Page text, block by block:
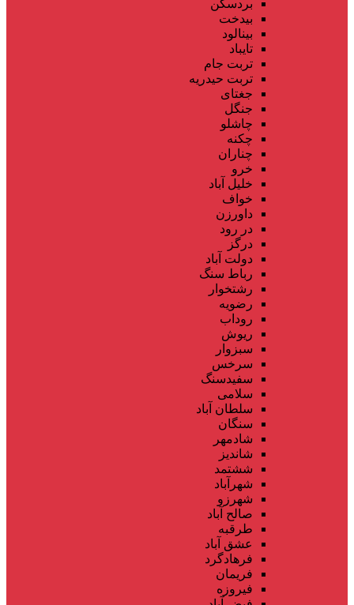
بردسکن
بیدخت
بینالود
تایباد
تربت جام
تربت حیدریه
جغتای
جنگل
چاشلو
چکنه
چناران
خرو
خلیل آباد
خواف
داورزن
در رود
درگز
دولت آباد
رباط سنگ
رشتخوار
رضویه
روداب
ریوش
سبزوار
سرخس
سفیدسنگ
سلامی
سلطان آباد
سنگان
شادمهر
شاندیز
ششتمد
شهرآباد
شهرزو
صالح آباد
طرقبه
عشق آباد
فرهادگرد
فریمان
فیروزه